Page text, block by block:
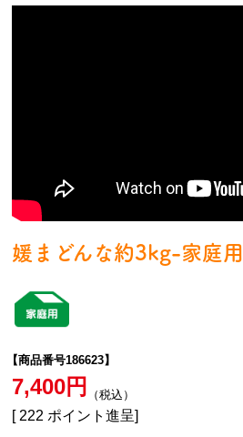
媛まどんな約3kg-家庭用
【商品番号186623】
7,400 税込
[ 222 ポイント進呈]